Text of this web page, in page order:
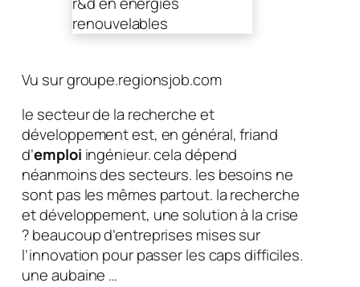
Vu sur groupe.regionsjob.com
le secteur de la recherche et
développement est, en général, friand
d’emploi ingénieur. cela dépend
néanmoins des secteurs. les besoins ne
sont pas les mêmes partout. la recherche
et développement, une solution à la crise
? beaucoup d’entreprises mises sur
l’innovation pour passer les caps difficiles.
une aubaine …